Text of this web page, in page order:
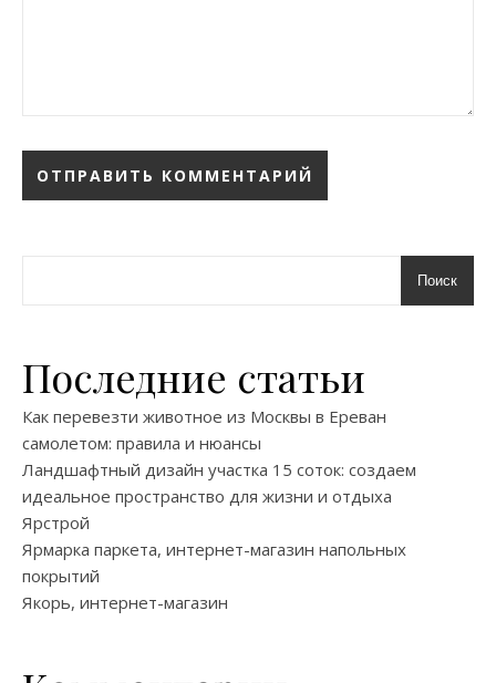
Поиск
Последние статьи
Как перевезти животное из Москвы в Ереван
самолетом: правила и нюансы
Ландшафтный дизайн участка 15 соток: создаем
идеальное пространство для жизни и отдыха
Ярстрой
Ярмарка паркета, интернет-магазин напольных
покрытий
Якорь, интернет-магазин